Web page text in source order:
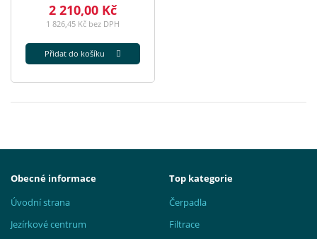
2 210,00 Kč
1 826,45 Kč bez DPH
Přidat do košíku
Obecné informace
Úvodní strana
Jezírkové centrum
Top kategorie
Čerpadla
Filtrace